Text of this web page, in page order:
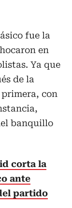
fue la
en
Ya que
de la
con
banquillo
corta la
ante
partido